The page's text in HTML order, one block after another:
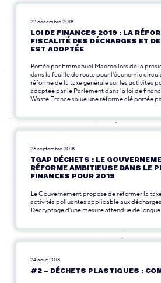
22 décembre 2018
LOI DE FINANCES 2019 : LA
FISCALITÉ DES DÉCHARGES ET
EST ADOPTÉE
Portée par Emmanuel Macron lors de la
dans la feuille de route pour l'économie
réforme de la taxe générale sur les activités
adoptée par le Parlement dans la loi de
Waste France salue une réforme clé portée
26 septembre 2018
TGAP DÉCHETS : LE
RÉFORME AMBITIEUSE DANS LE
FINANCES POUR 2019
Le Gouvernement propose de réformer la
activités polluantes applicable aux
Décryptage d'une mesure attendue de longue
24 août 2018
#2 – DÉCHETS PLASTIQUES :